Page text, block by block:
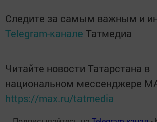
Следите за самым важным и
Telegram-канале Татмедиа
Читайте новости Татарстана в
национальном мессенджере
https://max.ru/tatmedia